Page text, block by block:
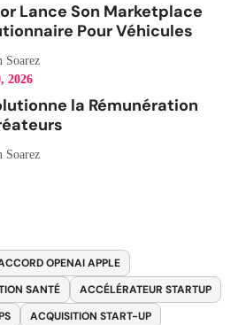
Lance Son Marketplace
Pour Véhicules
Soarez
2026
la Rémunération
Soarez
OPENAI APPLE
SANTÉ
ACCÉLÉRATEUR STARTUP
ACQUISITION START-UP